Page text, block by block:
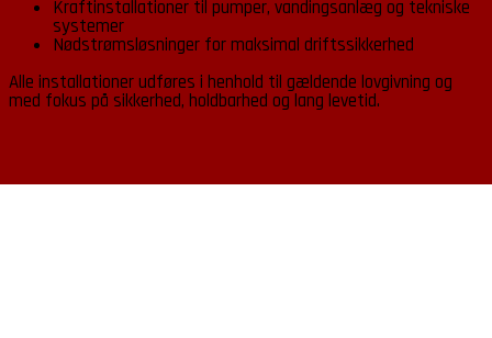
Kraftinstallationer til pumper, vandingsanlæg og tekniske
systemer
Nødstrømsløsninger for maksimal driftssikkerhed
Alle installationer udføres i henhold til gældende lovgivning og
med fokus på sikkerhed, holdbarhed og lang levetid.